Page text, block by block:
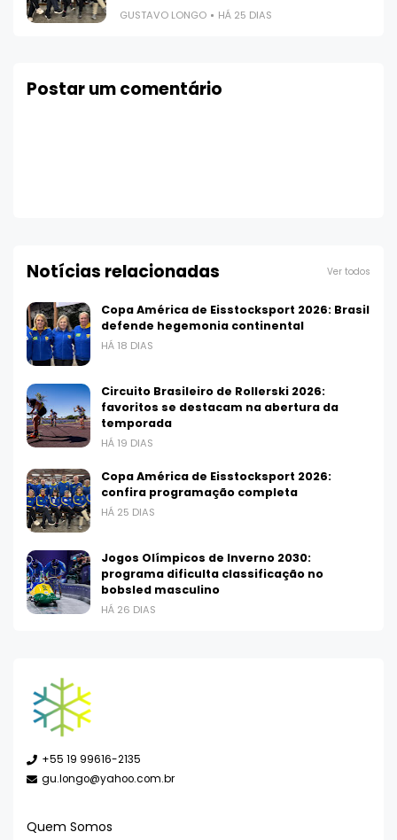
GUSTAVO LONGO HÁ 25 DIAS
Postar um comentário
Notícias relacionadas Ver todos
Copa América de Eisstocksport 2026: Brasil
defende hegemonia continental
HÁ 18 DIAS
Circuito Brasileiro de Rollerski 2026:
favoritos se destacam na abertura da
temporada
HÁ 19 DIAS
Copa América de Eisstocksport 2026:
confira programação completa
HÁ 25 DIAS
Jogos Olímpicos de Inverno 2030:
programa dificulta classificação no
bobsled masculino
HÁ 26 DIAS
+55 19 99616-2135
gu.longo@yahoo.com.br
Quem Somos